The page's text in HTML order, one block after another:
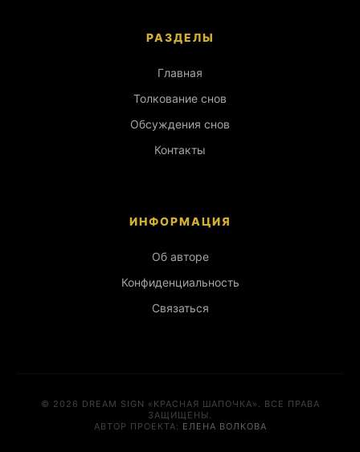
РАЗДЕЛЫ
Главная
Толкование снов
Обсуждения снов
Контакты
ИНФОРМАЦИЯ
Об авторе
Конфиденциальность
Связаться
© 2026 DREAM SIGN «КРАСНАЯ ШАПОЧКА». ВСЕ ПРАВА
ЗАЩИЩЕНЫ.
АВТОР ПРОЕКТА: ЕЛЕНА ВОЛКОВА